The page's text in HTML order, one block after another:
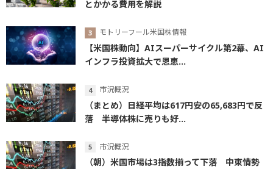
とかかる費用を解説
モトリーフール米国株情報
【米国株動向】AIスーパーサイクル第2幕、AI
インフラ投資拡大で恩恵...
市況概況
（まとめ）日経平均は617円安の65,683円で反
落 半導体株に売りも好...
市況概況
（朝）米国市場は3指数揃って下落 中東情勢